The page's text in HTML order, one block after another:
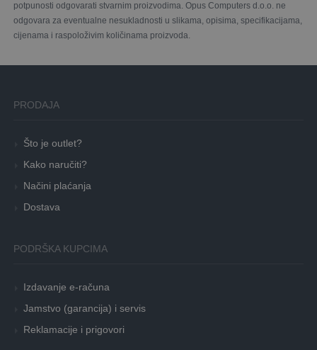
potpunosti odgovarati stvarnim proizvodima. Opus Computers d.o.o. ne
odgovara za eventualne nesukladnosti u slikama, opisima, specifikacijama,
cijenama i raspoloživim količinama proizvoda.
PRODAJA
Što je outlet?
Kako naručiti?
Načini plaćanja
Dostava
PODRŠKA KUPCIMA
Izdavanje e-računa
Jamstvo (garancija) i servis
Reklamacije i prigovori